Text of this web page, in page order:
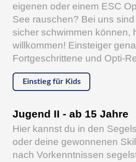
eigenen oder einem ESC
See rauschen? Bei uns
sicher schwimmen können,
willkommen! Einsteiger
Fortgeschrittene und Opti-
Einstieg für Kids
Jugend II - ab 15 Jahre
Hier kannst du in den
oder deine gewonnenen
nach Vorkenntnissen